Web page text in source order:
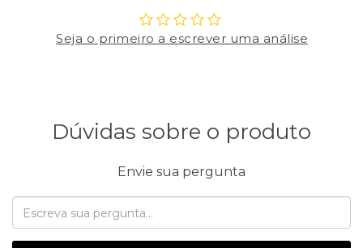
Seja o primeiro a escrever uma análise
Dúvidas sobre o produto
Envie sua pergunta